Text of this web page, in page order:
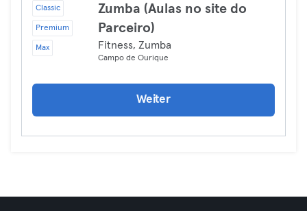
Classic
Premium
Max
Zumba (Aulas no site do
Parceiro)
Fitness, Zumba
Campo de Ourique
Weiter